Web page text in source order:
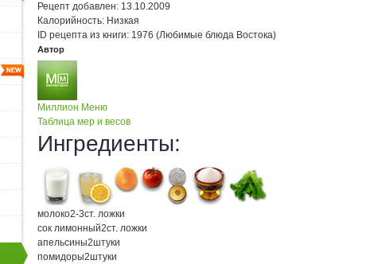
Рецепт добавлен: 13.10.2009
Калорийность: Низкая
ID рецепта из книги: 1976 (Любимые блюда Востока)
Автор
Миллион Меню
Таблица мер и весов
Ингредиенты:
молоко2-3ст. ложки
сок лимонный2ст. ложки
апельсины2штуки
помидоры2штуки